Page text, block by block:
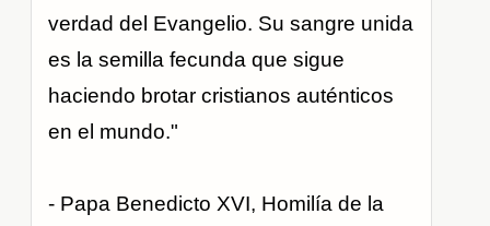
verdad del Evangelio. Su sangre unida
es la semilla fecunda que sigue
haciendo brotar cristianos auténticos
en el mundo."
- Papa Benedicto XVI, Homilía de la